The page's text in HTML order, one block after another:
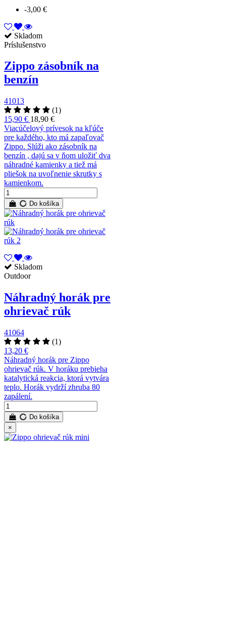
-3,00 €
Skladom
Príslušenstvo
Zippo zásobník na
benzín
41013
(1)
15,90 € 18,90 €
Viacúčelový prívesok na kľúče
pre každého, kto má zapaľovač
Zippo. Slúži ako zásobník na
benzín , dajú sa v ňom uložiť dva
náhradné kamienky a tiež má
pliešok na uvoľnenie skrutky s
kamienkom.
Do košíka
Skladom
Outdoor
Náhradný horák pre
ohrievač rúk
41064
(1)
13,20 €
Náhradný horák pre Zippo
ohrievač rúk. V horáku prebieha
katalytická reakcia, ktorá vytvára
teplo. Horák vydrží zhruba 80
zapálení.
Do košíka
×